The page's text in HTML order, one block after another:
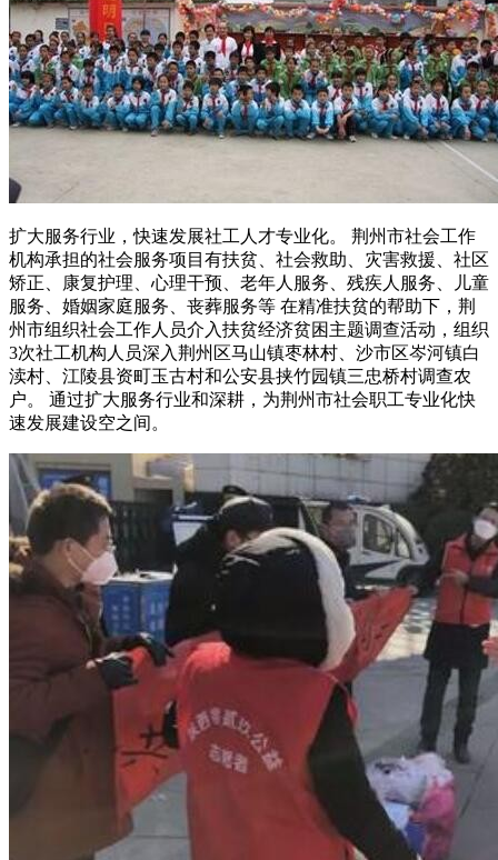
扩大服务行业，快速发展社工人才专业化。 荆州市社会工作
机构承担的社会服务项目有扶贫、社会救助、灾害救援、社区
矫正、康复护理、心理干预、老年人服务、残疾人服务、儿童
服务、婚姻家庭服务、丧葬服务等 在精准扶贫的帮助下，荆
州市组织社会工作人员介入扶贫经济贫困主题调查活动，组织
3次社工机构人员深入荆州区马山镇枣林村、沙市区岑河镇白
渎村、江陵县资町玉古村和公安县挟竹园镇三忠桥村调查农
户。 通过扩大服务行业和深耕，为荆州市社会职工专业化快
速发展建设空之间。